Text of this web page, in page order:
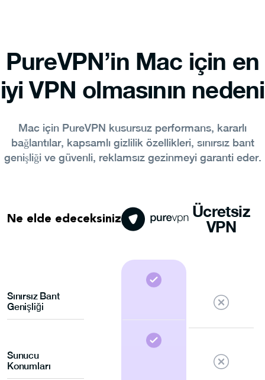
PureVPN’in Mac için en
iyi VPN olmasının nedeni
Mac için PureVPN kusursuz performans, kararlı
bağlantılar, kapsamlı gizlilik özellikleri, sınırsız bant
genişliği ve güvenli, reklamsız gezinmeyi garanti eder.
Ne elde edeceksiniz
Sınırsız Bant
Genişliği
Sunucu
Konumları
Ücretsiz
VPN